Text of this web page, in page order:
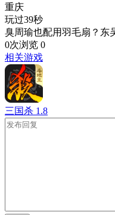
重庆
玩过39秒
臭周瑜也配用羽毛扇？东
0次浏览 0
相关游戏
三国杀 1.8